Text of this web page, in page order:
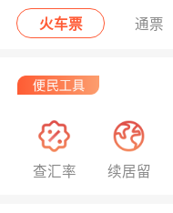
火车票 通票
查汇率 续居留